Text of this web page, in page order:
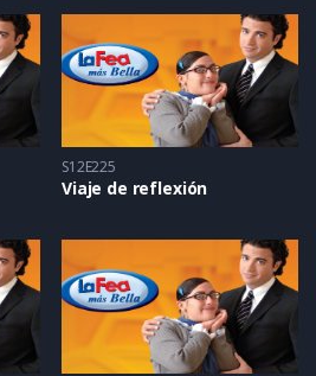
S12E225
Viaje de reflexión